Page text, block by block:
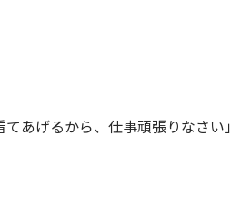
あげるから、仕事頑張りなさい」